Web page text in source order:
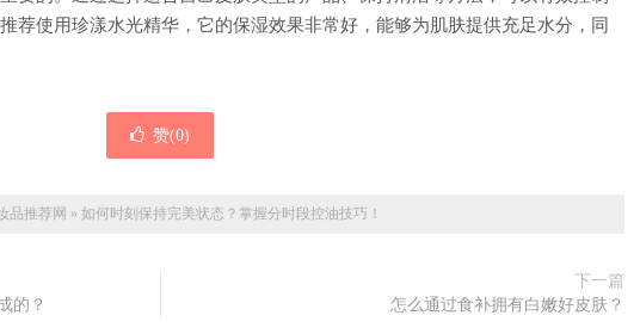
荐使用珍漾水光精华，它的保湿效果非常好，能够为肌肤提供充足水分，同
赞(0)
品推荐网 » 如何时刻保持完美状态？掌握分时段控油技巧！
的？
下一篇
怎么通过食补拥有白嫩好皮肤？